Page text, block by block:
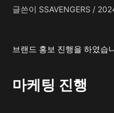
글쓴이 SSAVENGERS /
브랜드 홍보 진행을 하였습
마케팅 진행